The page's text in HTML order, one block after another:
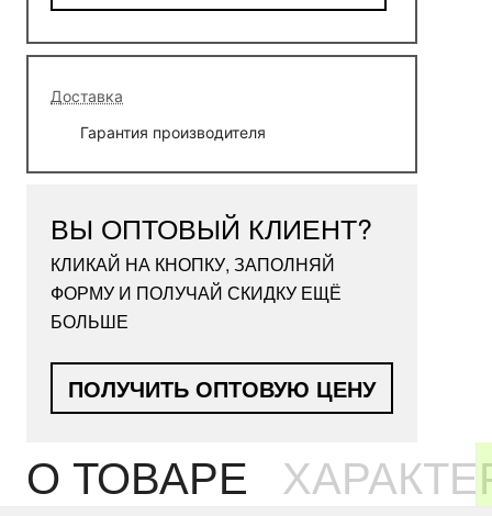
Доставка
Гарантия производителя
ВЫ ОПТОВЫЙ КЛИЕНТ?
КЛИКАЙ НА КНОПКУ, ЗАПОЛНЯЙ
ФОРМУ И ПОЛУЧАЙ СКИДКУ ЕЩЁ
БОЛЬШЕ
ПОЛУЧИТЬ ОПТОВУЮ ЦЕНУ
О ТОВАРЕ